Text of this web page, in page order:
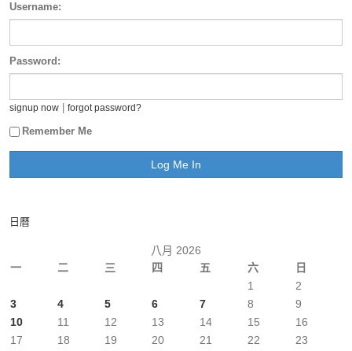
Username:
Password:
signup now forgot password?
Remember Me
日曆
八月 2026
一
二 三 四 五 六 日
1
2
3
4 5 6 7 8
9
10
11 12 13 14 15
16
17
18 19 20 21 22
23